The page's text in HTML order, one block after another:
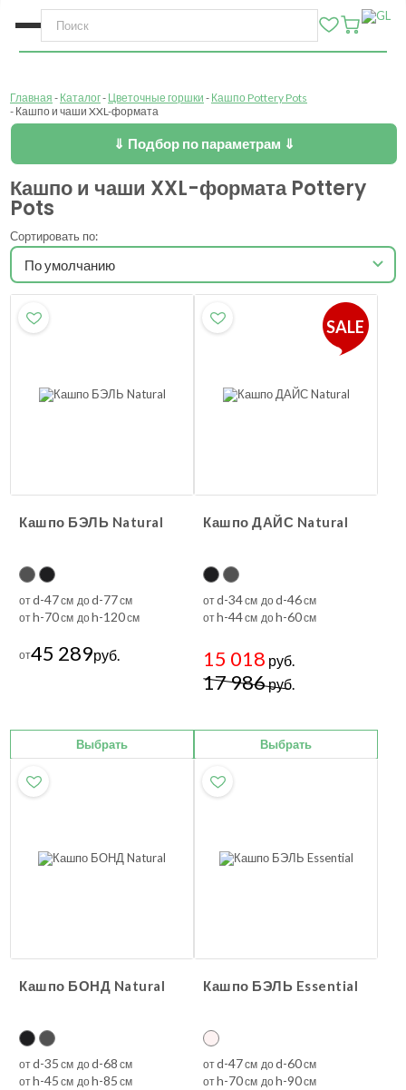
Главная Каталог Цветочные горшки
Кашпо Pottery Pots
Кашпо и чаши XXL-формата
⇓ Подбор по параметрам ⇓
Кашпо и чаши XXL-формата Pottery
Pots
Сортировать по:
Кашпо БЭЛЬ Natural
отd-47см доd-77см
отh-70см доh-120см
от45 289руб.
Выбрать
SALE
Кашпо ДАЙС Natural
отd-34см доd-46см
отh-44см доh-60см
15 018 руб.
17 986руб.
Выбрать
Кашпо БОНД Natural
отd-35 см доd-68 см
отh-45 см доh-85 см
Кашпо БЭЛЬ Essential
отd-47см доd-60см
отh-70см доh-90см